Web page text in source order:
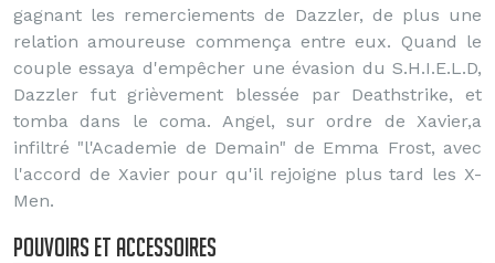
gagnant les remerciements de Dazzler, de plus une
relation amoureuse commença entre eux. Quand le
couple essaya d'empêcher une évasion du S.H.I.E.L.D,
Dazzler fut grièvement blessée par Deathstrike, et
tomba dans le coma. Angel, sur ordre de Xavier,a
infiltré "l'Academie de Demain" de Emma Frost, avec
l'accord de Xavier pour qu'il rejoigne plus tard les X-
Men.
Pouvoirs et accessoires